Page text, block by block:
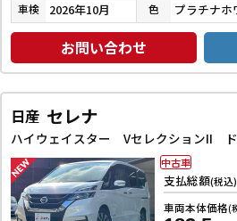
車検 2026年10月 色
お問い合わせ
日産 セレナ
支払総額(税込)
車両本体価格(
中古車